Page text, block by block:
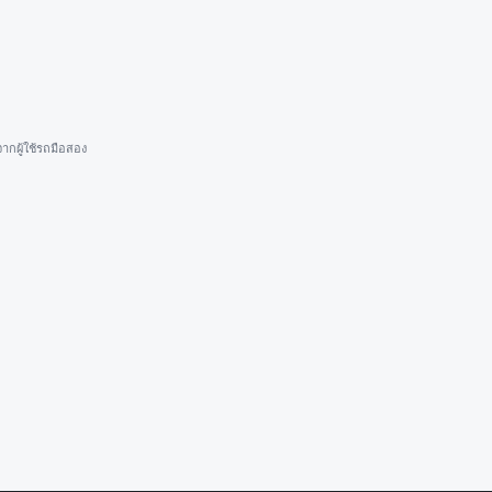
กผู้ใช้รถมือสอง